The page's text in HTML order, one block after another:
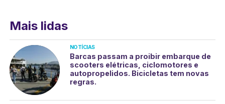
Mais lidas
NOTÍCIAS
Barcas passam a proibir embarque de
scooters elétricas, ciclomotores e
autopropelidos. Bicicletas tem novas
regras.